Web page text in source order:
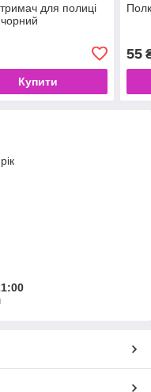
для полиці
Купити
55